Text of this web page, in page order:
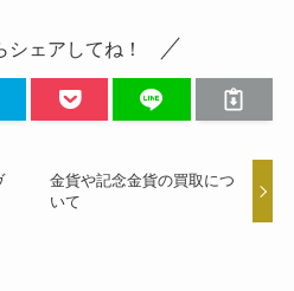
シェアしてね！
金貨や記念金貨の買取につ
いて